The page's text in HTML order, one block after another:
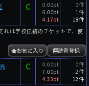
C
0.00pt
6.00pt
4.17pt
0件
1件
18件
れは学校伝統のチケットで、使
読書登録
お気に入り
C
0.00pt
7.00pt
4.33pt
0件
2件
12件